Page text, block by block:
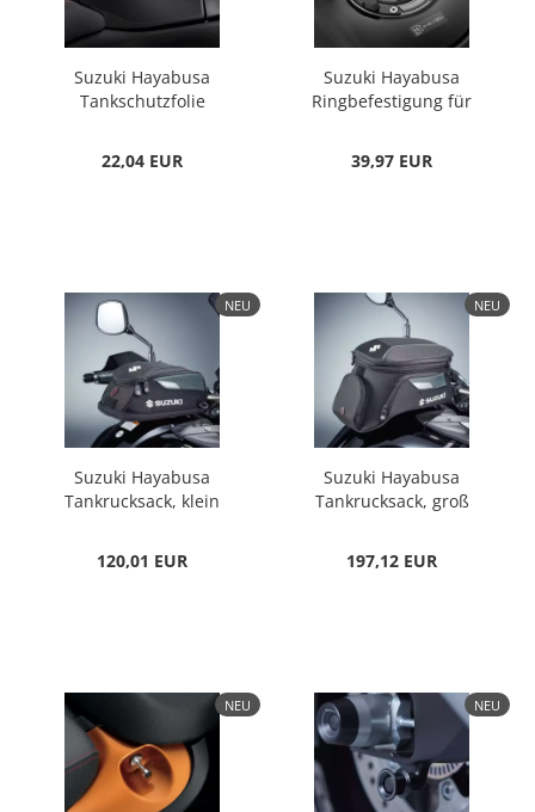
Suzuki Hayabusa
Tankschutzfolie
22,04 EUR
Suzuki Hayabusa
Ringbefestigung für
39,97 EUR
NEU
Suzuki Hayabusa
Tankrucksack, klein
120,01 EUR
NEU
Suzuki Hayabusa
Tankrucksack, groß
197,12 EUR
NEU NEU